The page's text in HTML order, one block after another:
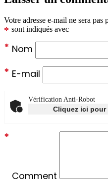
Votre adresse e-mail ne sera pas
sont indiqués avec
*
Nom
*
E-mail
*
Vérification Anti-Robot
Cliquez ici pour
Comment
*